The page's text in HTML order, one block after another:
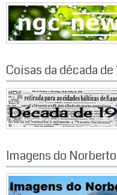
Coisas da década
Imagens do Norberto